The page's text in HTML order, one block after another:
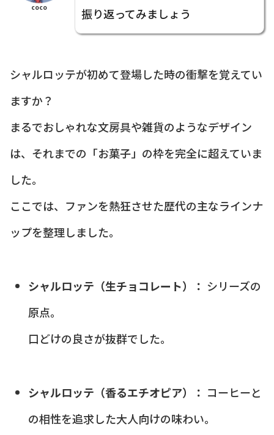
coco
振り返ってみましょう
シャルロッテが初めて登場した時の衝撃を覚えてい
ますか？
まるでおしゃれな文房具や雑貨のようなデザイン
は、それまでの「お菓子」の枠を完全に超えていま
した。
ここでは、ファンを熱狂させた歴代の主なラインナ
ップを整理しました。
シャルロッテ（生チョコレート）： シリーズの
原点。
口どけの良さが抜群でした。
シャルロッテ（香るエチオピア）： コーヒーと
の相性を追求した大人向けの味わい。